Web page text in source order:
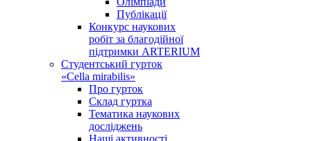
Публікації
Конкурс наукових
робіт за благодійної
підтримки ARTERIUM
Студентський гурток
«Cella mirabilis»
Про гурток
Склад гуртка
Тематика наукових
досліджень